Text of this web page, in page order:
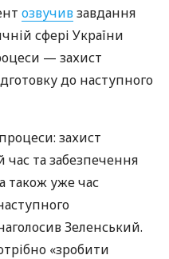
озвучивзавдання
сфері України
— захист
до наступного
захист
час та забезпечення
також уже час
Зеленський.
«зробити